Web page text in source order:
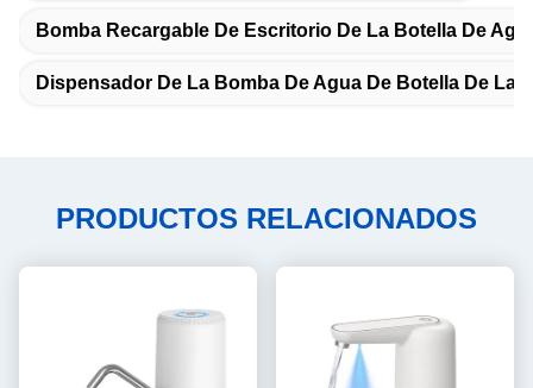
Bomba Recargable De Escritorio De La Botella De
Dispensador De La Bomba De Agua De Botella De La
PRODUCTOS RELACIONADOS